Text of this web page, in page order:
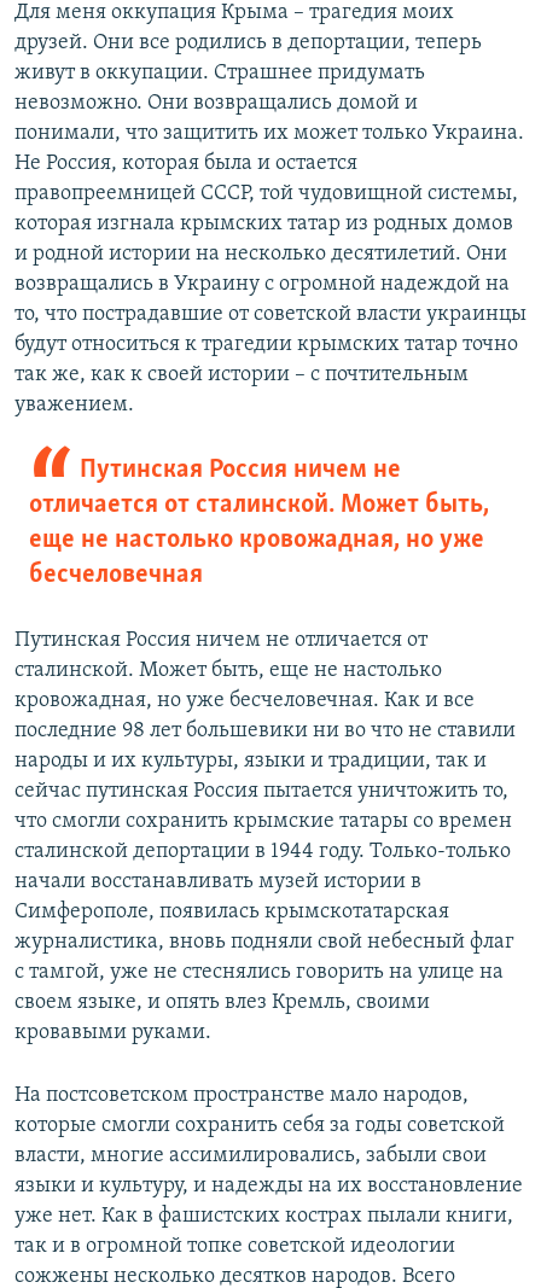
Для меня оккупация Крыма – трагедия моих
друзей. Они все родились в депортации, теперь
живут в оккупации. Страшнее придумать
невозможно. Они возвращались домой и
понимали, что защитить их может только Украина.
Не Россия, которая была и остается
правопреемницей СССР, той чудовищной системы,
которая изгнала крымских татар из родных домов
и родной истории на несколько десятилетий. Они
возвращались в Украину с огромной надеждой на
то, что пострадавшие от советской власти украинцы
будут относиться к трагедии крымских татар точно
так же, как к своей истории – с почтительным
уважением.
Путинская Россия ничем не
отличается от сталинской. Может быть,
еще не настолько кровожадная, но уже
бесчеловечная
Путинская Россия ничем не отличается от
сталинской. Может быть, еще не настолько
кровожадная, но уже бесчеловечная. Как и все
последние 98 лет большевики ни во что не ставили
народы и их культуры, языки и традиции, так и
сейчас путинская Россия пытается уничтожить то,
что смогли сохранить крымские татары со времен
сталинской депортации в 1944 году. Только-только
начали восстанавливать музей истории в
Симферополе, появилась крымскотатарская
журналистика, вновь подняли свой небесный флаг
с тамгой, уже не стеснялись говорить на улице на
своем языке, и опять влез Кремль, своими
кровавыми руками.
На постсоветском пространстве мало народов,
которые смогли сохранить себя за годы советской
власти, многие ассимилировались, забыли свои
языки и культуру, и надежды на их восстановление
уже нет. Как в фашистских кострах пылали книги,
так и в огромной топке советской идеологии
сожжены несколько десятков народов. Всего